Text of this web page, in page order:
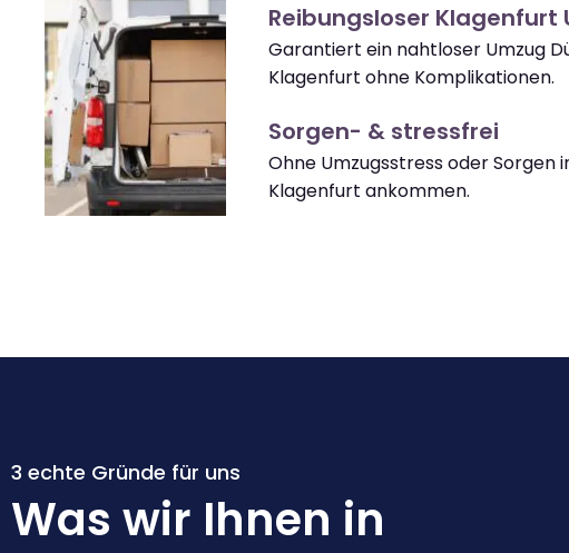
Reibungsloser Klagenfurt
Garantiert ein nahtloser Umzug
Klagenfurt ohne Komplikationen.
Sorgen- & stressfrei
Ohne Umzugsstress oder Sorgen
Klagenfurt ankommen.
3 echte Gründe für uns
Was wir Ihnen in